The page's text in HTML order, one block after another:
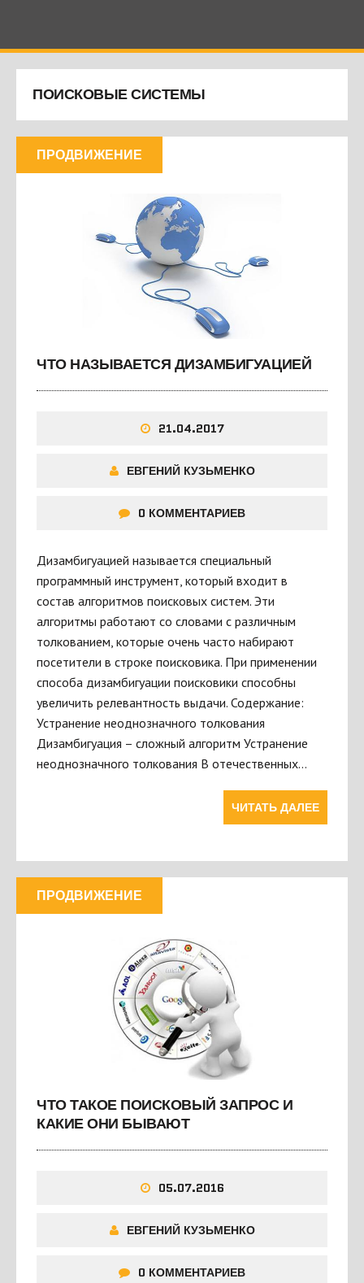
ПОИСКОВЫЕ СИСТЕМЫ
ПРОДВИЖЕНИЕ
ЧТО НАЗЫВАЕТСЯ ДИЗАМБИГУАЦИЕЙ
21.04.2017
ЕВГЕНИЙ КУЗЬМЕНКО
0 КОММЕНТАРИЕВ
Дизамбигуацией называется специальный
программный инструмент, который входит в
состав алгоритмов поисковых систем. Эти
алгоритмы работают со словами с различным
толкованием, которые очень часто набирают
посетители в строке поисковика. При применении
способа дизамбигуации поисковики способны
увеличить релевантность выдачи. Содержание:
Устранение неоднозначного толкования
Дизамбигуация – сложный алгоритм Устранение
неоднозначного толкования В отечественных…
ЧИТАТЬ ДАЛЕЕ
ПРОДВИЖЕНИЕ
ЧТО ТАКОЕ ПОИСКОВЫЙ ЗАПРОС И
КАКИЕ ОНИ БЫВАЮТ
05.07.2016
ЕВГЕНИЙ КУЗЬМЕНКО
0 КОММЕНТАРИЕВ